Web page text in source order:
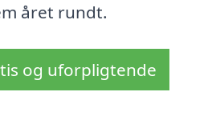
året rundt.
og uforpligtende